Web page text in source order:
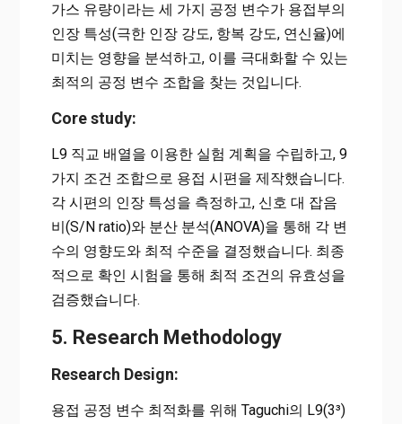
가스 유량이라는 세 가지 공정 변수가 용접부의
인장 특성(극한 인장 강도, 항복 강도, 연신율)에
미치는 영향을 분석하고, 이를 극대화할 수 있는
최적의 공정 변수 조합을 찾는 것입니다.
Core study:
L9 직교 배열을 이용한 실험 계획을 수립하고, 9
가지 조건 조합으로 용접 시편을 제작했습니다.
각 시편의 인장 특성을 측정하고, 신호 대 잡음
비(S/N ratio)와 분산 분석(ANOVA)을 통해 각 변
수의 영향도와 최적 수준을 결정했습니다. 최종
적으로 확인 시험을 통해 최적 조건의 유효성을
검증했습니다.
5. Research Methodology
Research Design:
용접 공정 변수 최적화를 위해 Taguchi의 L9(3³)